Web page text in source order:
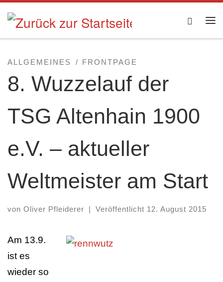
Zum Inhalt springen Search
ALLGEMEINES FRONTPAGE
8. Wuzzelauf der
TSG Altenhain 1900
e.V. – aktueller
Weltmeister am Start
von Oliver Pfleiderer Veröffentlicht 12. August 2015
Am 13.9.
ist es
wieder so